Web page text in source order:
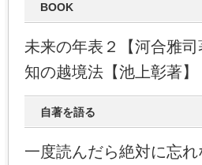
BOOK
未来の年表２【河合雅司
知の越境法【池上彰著】
自著を語る
一度読んだら絶対に忘